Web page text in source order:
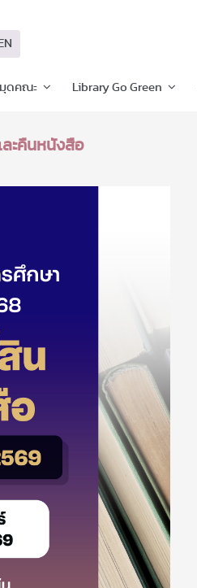
ดคณะ Library Go Green
ละคืนหนังสือ